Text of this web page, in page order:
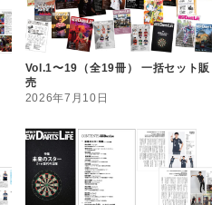
Vol.1〜19（全19冊） 一括セット販
売
2026年7月10日